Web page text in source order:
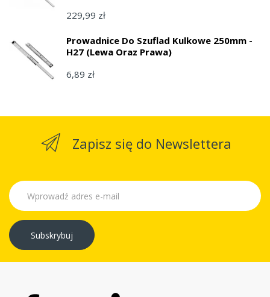
229,99 zł
Prowadnice Do Szuflad Kulkowe 250mm -
H27 (lewa Oraz Prawa)
6,89 zł
Zapisz się do Newslettera
Subskrybuj